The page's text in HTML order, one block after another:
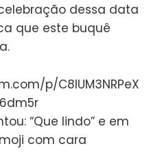
dessa data
que este buquê
p/C8IUM3NRPeX
“Que lindo” e em
com cara